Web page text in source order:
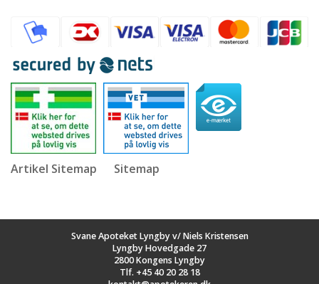
Artikel Sitemap Sitemap
Svane Apoteket Lyngby v/ Niels Kristensen
Lyngby Hovedgade 27
2800 Kongens Lyngby
Tlf. +45 40 20 28 18